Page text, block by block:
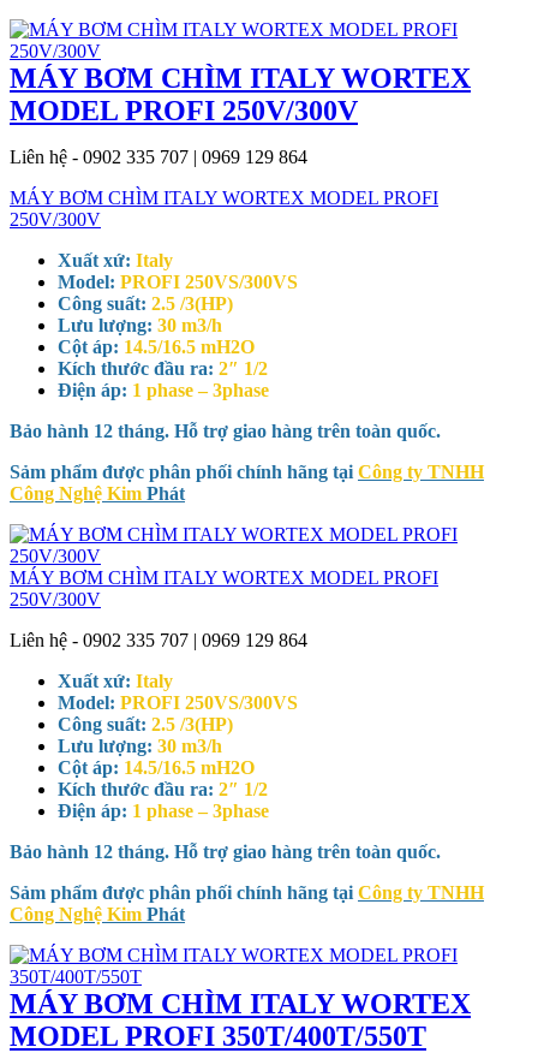
MÁY BƠM CHÌM ITALY WORTEX
MODEL PROFI 250V/300V
Liên hệ - 0902 335 707 | 0969 129 864
MÁY BƠM CHÌM ITALY WORTEX MODEL PROFI
250V/300V
Xuất xứ: Italy
Model: PROFI 250VS/300VS
Công suất: 2.5 /3(HP)
Lưu lượng: 30 m3/h
Cột áp: 14.5/16.5 mH2O
Kích thước đầu ra: 2″ 1/2
Điện áp: 1 phase – 3phase
Bảo hành 12 tháng. Hỗ trợ giao hàng trên toàn quốc.
Sảm phẩm được phân phối chính hãng tại Công ty TNHH
Công Nghệ Kim Phát
MÁY BƠM CHÌM ITALY WORTEX MODEL PROFI
250V/300V
Liên hệ - 0902 335 707 | 0969 129 864
Xuất xứ: Italy
Model: PROFI 250VS/300VS
Công suất: 2.5 /3(HP)
Lưu lượng: 30 m3/h
Cột áp: 14.5/16.5 mH2O
Kích thước đầu ra: 2″ 1/2
Điện áp: 1 phase – 3phase
Bảo hành 12 tháng. Hỗ trợ giao hàng trên toàn quốc.
Sảm phẩm được phân phối chính hãng tại Công ty TNHH
Công Nghệ Kim Phát
MÁY BƠM CHÌM ITALY WORTEX
MODEL PROFI 350T/400T/550T